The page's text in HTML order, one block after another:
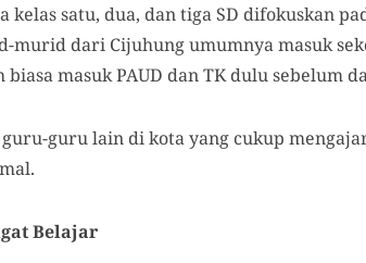
satu, dua, dan tiga SD difokuskan
dari Cijuhung umumnya masuk
masuk PAUD dan TK dulu sebelum
guru lain di kota yang cukup
Belajar